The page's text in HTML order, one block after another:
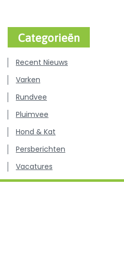
Categorieën
Recent Nieuws
Varken
Rundvee
Pluimvee
Hond & Kat
Persberichten
Vacatures